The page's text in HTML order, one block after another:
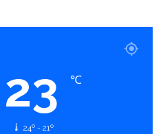
23 ℃
24º - 21º